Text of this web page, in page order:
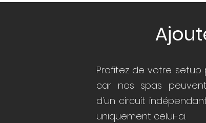
Profitez de votre setup
car nos spas
d'un circuit
uniquement celui-ci.